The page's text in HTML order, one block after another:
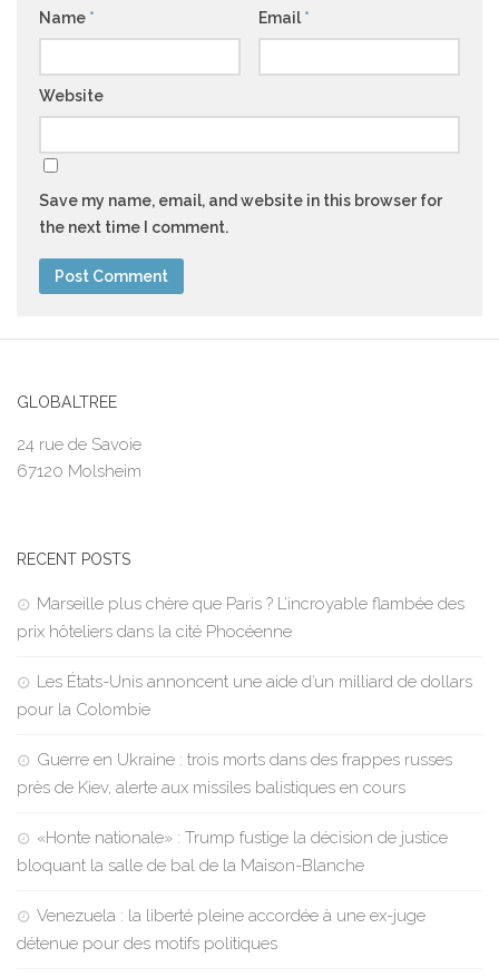
Name * Email *
Website
Save my name, email, and website in this browser for
the next time I comment.
GLOBALTREE
24 rue de Savoie
67120 Molsheim
RECENT POSTS
Marseille plus chère que Paris ? L’incroyable flambée des
prix hôteliers dans la cité Phocéenne
Les États-Unis annoncent une aide d’un milliard de dollars
pour la Colombie
Guerre en Ukraine : trois morts dans des frappes russes
près de Kiev, alerte aux missiles balistiques en cours
«Honte nationale» : Trump fustige la décision de justice
bloquant la salle de bal de la Maison-Blanche
Venezuela : la liberté pleine accordée à une ex-juge
détenue pour des motifs politiques